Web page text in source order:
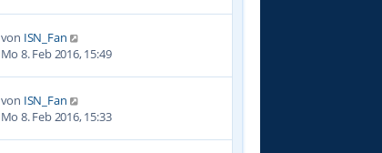
von ISN_Fan
Mo 8. Feb 2016, 15:49
von ISN_Fan
Mo 8. Feb 2016, 15:33